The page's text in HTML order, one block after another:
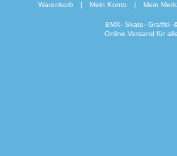
Warenkorb
| Mein Konto | Mein
BMX- Skate- Graffiti-
Online Versand für